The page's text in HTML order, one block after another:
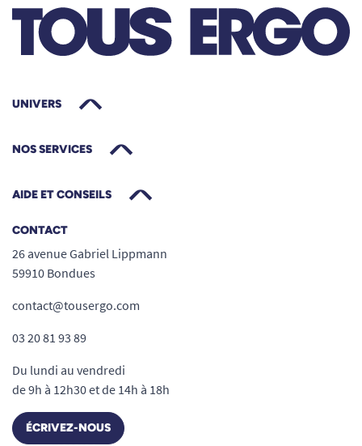
UNIVERS
NOS SERVICES
AIDE ET CONSEILS
CONTACT
26 avenue Gabriel Lippmann
59910 Bondues
contact@tousergo.com
03 20 81 93 89
Du lundi au vendredi
de 9h à 12h30 et de 14h à 18h
ÉCRIVEZ-NOUS